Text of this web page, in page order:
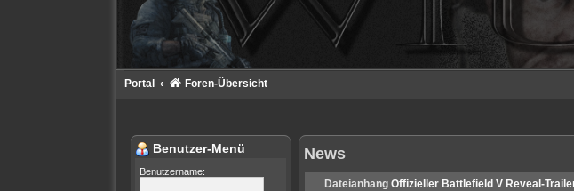
Portal Foren-Übersicht
News
Dateianhang Offizieller Battlefield V Reveal-
Benutzer-Menü
Benutzername: